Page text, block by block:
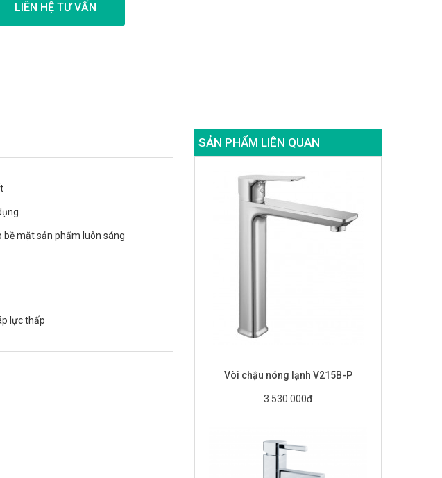
LIÊN HỆ TƯ VẤN
bề mặt sản phẩm luôn sáng
lực thấp
SẢN PHẨM LIÊN QUAN
Vòi chậu nóng lạnh V215B-P
3.530.000đ